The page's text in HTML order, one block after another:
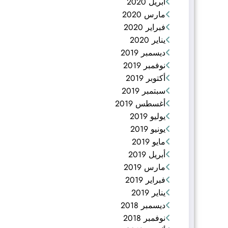
مارس 2020
فبراير 2020
يناير 2020
ديسمبر 2019
نوفمبر 2019
أكتوبر 2019
سبتمبر 2019
أغسطس 2019
يوليو 2019
يونيو 2019
مايو 2019
أبريل 2019
مارس 2019
فبراير 2019
يناير 2019
ديسمبر 2018
نوفمبر 2018